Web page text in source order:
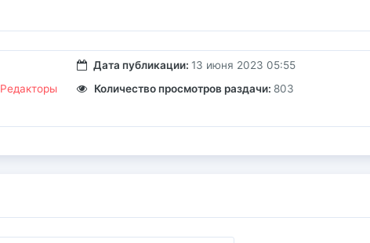
Дата публикации: 13 июня 2023 05:55
Редакторы
Количество просмотров раздачи: 803